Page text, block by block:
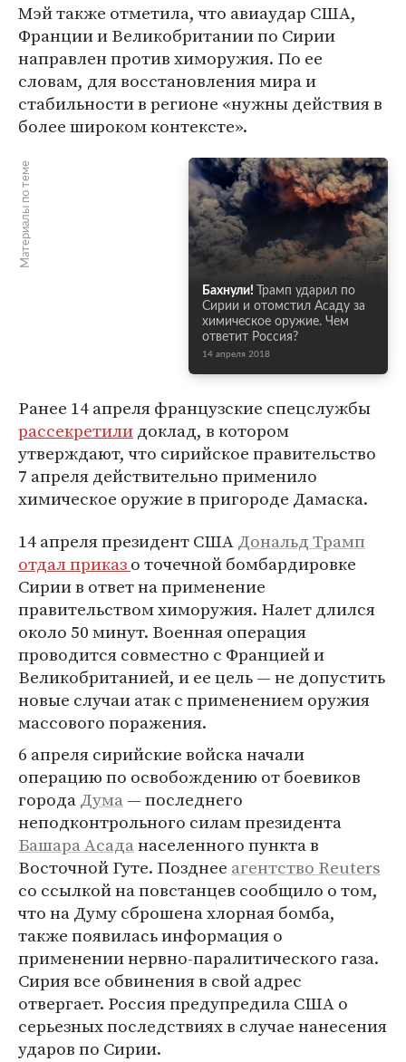
Мэй также отметила, что авиаудар США,
Франции и Великобритании по Сирии
направлен против химоружия. По ее
словам, для восстановления мира и
стабильности в регионе «нужны действия в
более широком контексте».
Материалы по теме
Бахнули!
Трамп ударил по
Сирии и отомстил Асаду за
химическое оружие. Чем
ответит Россия?
14 апреля 2018
Ранее 14 апреля французские спецслужбы
рассекретилидоклад, в котором
утверждают, что сирийское правительство
7 апреля действительно применило
химическое оружие в пригороде Дамаска.
14 апреля президент СШАДональд Трамп
отдал приказо точечной бомбардировке
Сирии в ответ на применение
правительством химоружия. Налет длился
около 50 минут. Военная операция
проводится совместно с Францией и
Великобританией, и ее цель — не допустить
новые случаи атак с применением оружия
массового поражения.
6 апреля сирийские войска начали
операцию по освобождению от боевиков
городаДума— последнего
неподконтрольного силам президента
Башара Асаданаселенного пункта в
Восточной Гуте. Позднее агентство Reuters
со ссылкой на повстанцев сообщило о том,
что на Думу сброшена хлорная бомба,
также появилась информация о
применении нервно-паралитического газа.
Сирия все обвинения в свой адрес
отвергает. Россия предупредила США о
серьезных последствиях в случае нанесения
ударов по Сирии.